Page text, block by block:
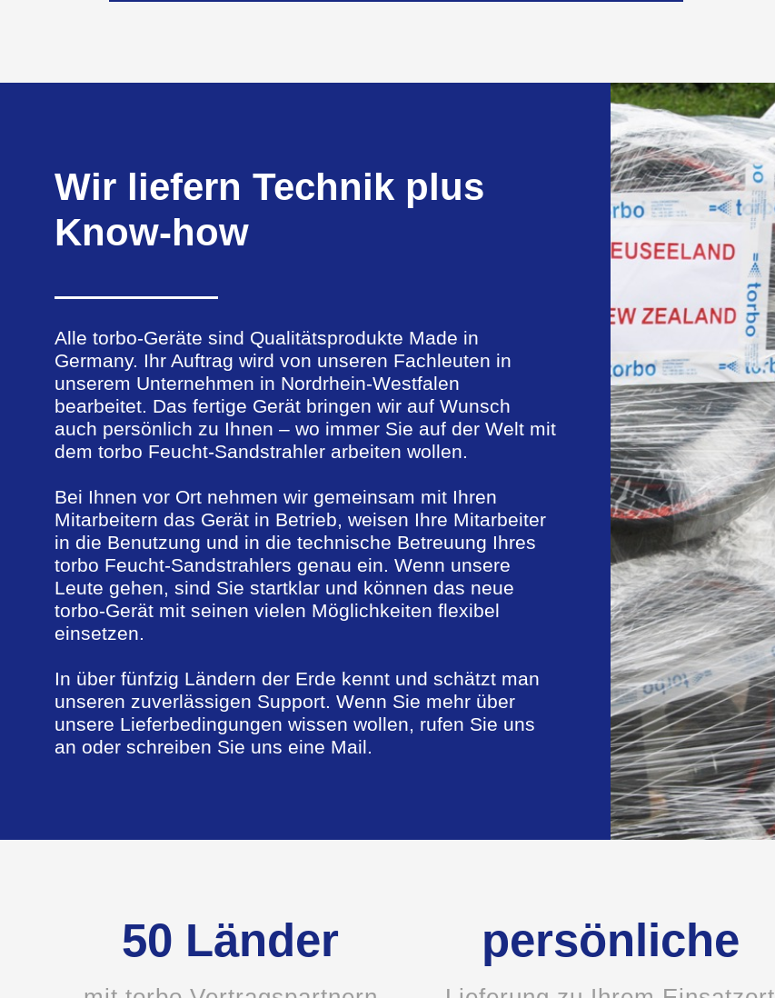
Wir liefern Technik plus
Know-how
Alle torbo-Geräte sind Qualitätsprodukte Made in
Germany. Ihr Auftrag wird von unseren Fachleuten in
unserem Unternehmen in Nordrhein-Westfalen
bearbeitet. Das fertige Gerät bringen wir auf Wunsch
auch persönlich zu Ihnen – wo immer Sie auf der Welt mit
dem torbo Feucht-Sandstrahler arbeiten wollen.
Bei Ihnen vor Ort nehmen wir gemeinsam mit Ihren
Mitarbeitern das Gerät in Betrieb, weisen Ihre Mitarbeiter
in die Benutzung und in die technische Betreuung Ihres
torbo Feucht-Sandstrahlers genau ein. Wenn unsere
Leute gehen, sind Sie startklar und können das neue
torbo-Gerät mit seinen vielen Möglichkeiten flexibel
einsetzen.
In über fünfzig Ländern der Erde kennt und schätzt man
unseren zuverlässigen Support. Wenn Sie mehr über
unsere Lieferbedingungen wissen wollen, rufen Sie uns
an oder schreiben Sie uns eine Mail.
50 Länder persönliche